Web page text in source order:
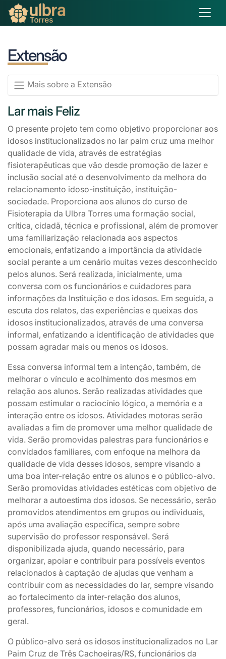
Extensão
Mais sobre a Extensão
Lar mais Feliz
O presente projeto tem como objetivo proporcionar aos
idosos institucionalizados no lar paim cruz uma melhor
qualidade de vida, através de estratégias
fisioterapêuticas que vão desde promoção de lazer e
inclusão social até o desenvolvimento da melhora do
relacionamento idoso-instituição, instituição-
sociedade. Proporciona aos alunos do curso de
Fisioterapia da Ulbra Torres uma formação social,
crítica, cidadã, técnica e profissional, além de promover
uma familiarização relacionada aos aspectos
emocionais, enfatizando a importância da atividade
social perante a um cenário muitas vezes desconhecido
pelos alunos. Será realizada, inicialmente, uma
conversa com os funcionários e cuidadores para
informações da Instituição e dos idosos. Em seguida, a
escuta dos relatos, das experiências e queixas dos
idosos institucionalizados, através de uma conversa
informal, enfatizando a identificação de atividades que
possam agradar mais ou menos os idosos.
Essa conversa informal tem a intenção, também, de
melhorar o vínculo e acolhimento dos mesmos em
relação aos alunos. Serão realizadas atividades que
possam estimular o raciocínio lógico, a memória e a
interação entre os idosos. Atividades motoras serão
avaliadas a fim de promover uma melhor qualidade de
vida. Serão promovidas palestras para funcionários e
convidados familiares, com enfoque na melhora da
qualidade de vida desses idosos, sempre visando a
uma boa inter-relação entre os alunos e o público-alvo.
Serão promovidas atividades estéticas com objetivo de
melhorar a autoestima dos idosos. Se necessário, serão
promovidos atendimentos em grupos ou individuais,
após uma avaliação específica, sempre sobre
supervisão do professor responsável. Será
disponibilizada ajuda, quando necessário, para
organizar, apoiar e contribuir para possíveis eventos
relacionados à captação de ajudas que venham a
contribuir com as necessidades do lar, sempre visando
ao fortalecimento da inter-relação dos alunos,
professores, funcionários, idosos e comunidade em
geral.
O público-alvo será os idosos institucionalizados no Lar
Paim Cruz de Três Cachoeiras/RS, funcionários da